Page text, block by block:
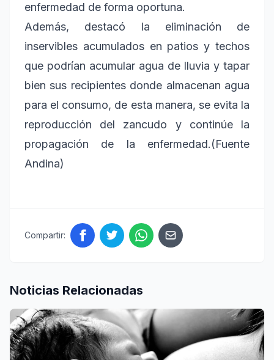
enfermedad de forma oportuna.
Además, destacó la eliminación de
inservibles acumulados en patios y techos
que podrían acumular agua de lluvia y tapar
bien sus recipientes donde almacenan agua
para el consumo, de esta manera, se evita la
reproducción del zancudo y continúe la
propagación de la enfermedad.(Fuente
Andina)
Compartir:
Noticias Relacionadas